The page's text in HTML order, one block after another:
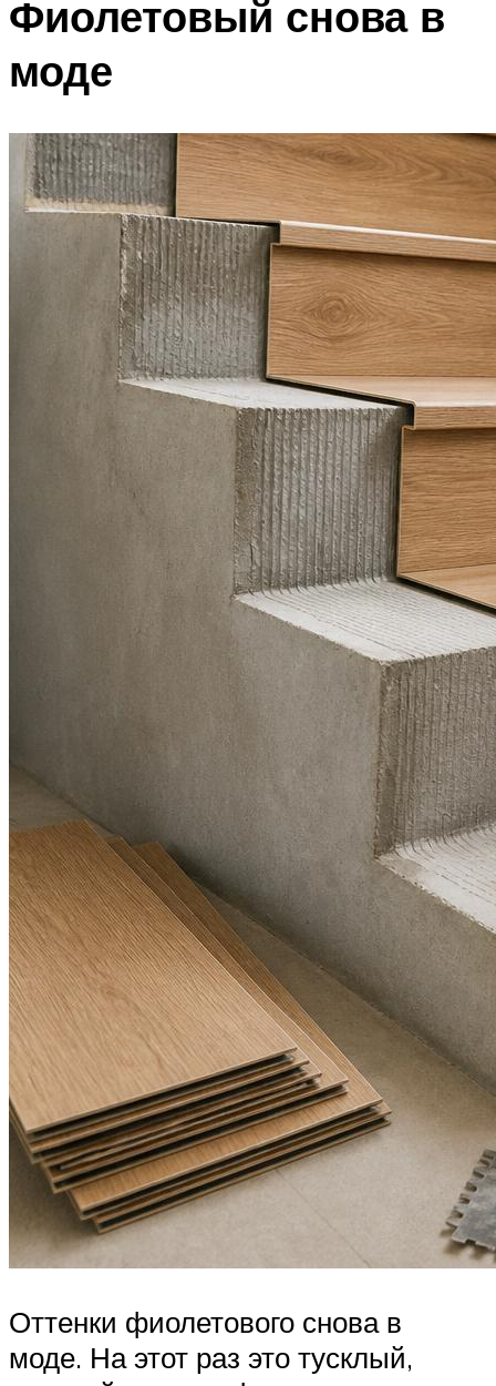
Фиолетовый снова в
моде
Оттенки фиолетового снова в
моде. На этот раз это тусклый,